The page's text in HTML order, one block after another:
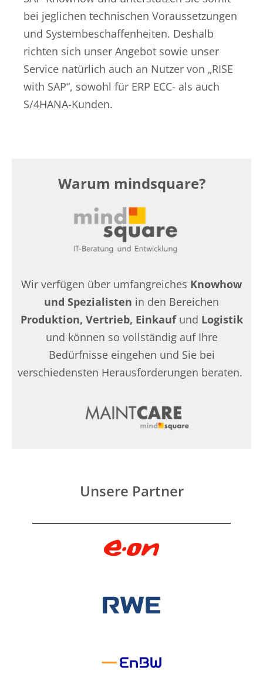
bei jeglichen technischen Voraussetzungen
und Systembeschaffenheiten. Deshalb
richten sich unser Angebot sowie unser
Service natürlich auch an Nutzer von „RISE
with SAP“, sowohl für ERP ECC- als auch
S/4HANA-Kunden.
Warum mindsquare?
Wir verfügen über umfangreiches Knowhow
und Spezialisten in den Bereichen
Produktion, Vertrieb, Einkaufund Logistik
und können so vollständig auf Ihre
Bedürfnisse eingehen und Sie bei
verschiedensten Herausforderungen beraten.
Unsere Partner